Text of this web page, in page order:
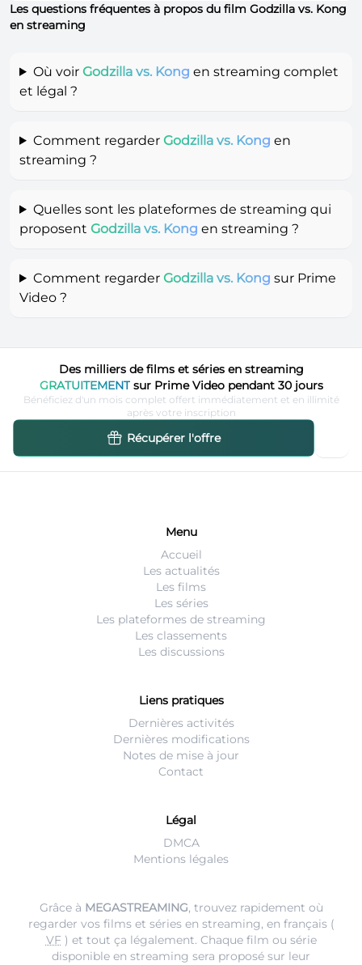
Les questions fréquentes à propos du film Godzilla vs. Kong
en streaming
Où voir Godzilla vs. Kong en streaming complet
et légal ?
Comment regarder Godzilla vs. Kong en
streaming ?
Quelles sont les plateformes de streaming qui
proposent Godzilla vs. Kong en streaming ?
Comment regarder Godzilla vs. Kong sur Prime
Video ?
Des milliers de films et séries en streaming
GRATUITEMENTsur Prime Video pendant 30 jours
Bénéficiez d'un mois complet offert immédiatement et en illimité
après votre inscription
Récupérer l'offre
Menu
Accueil
Les actualités
Les films
Les séries
Les plateformes de streaming
Les classements
Les discussions
Liens pratiques
Dernières activités
Dernières modifications
Notes de mise à jour
Contact
Légal
DMCA
Mentions légales
Grâce à MEGASTREAMING, trouvez rapidement où
regarder vos films et séries en streaming, en français (
VF) et tout ça légalement. Chaque film ou série
disponible en streaming sera proposé sur leur